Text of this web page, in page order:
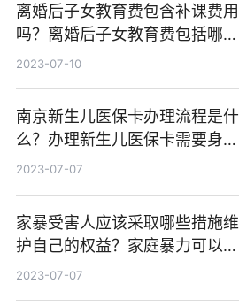
离婚后子女教育费包含补课费用
吗？离婚后子女教育费包括哪
些？
2023-07-10
南京新生儿医保卡办理流程是什
么？办理新生儿医保卡需要身份
证吗？ 全球微动态
2023-07-07
家暴受害人应该采取哪些措施维
护自己的权益？家庭暴力可以诉
讼离婚吗？
2023-07-07